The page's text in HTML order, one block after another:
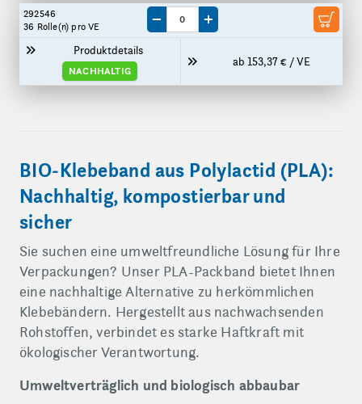
292546
36 Rolle(n) pro VE
Produktdetails
NACHHALTIG
ab 153,37 € / VE
Menge um eine VE reduzieren
Menge um eine VE erhöhen
BIO-Klebeband aus Polylactid (PLA):
Nachhaltig, kompostierbar und
sicher
Sie suchen eine umweltfreundliche Lösung für Ihre
Verpackungen? Unser PLA-Packband bietet Ihnen
eine nachhaltige Alternative zu herkömmlichen
Klebebändern. Hergestellt aus nachwachsenden
Rohstoffen, verbindet es starke Haftkraft mit
ökologischer Verantwortung.
Umweltverträglich und biologisch abbaubar